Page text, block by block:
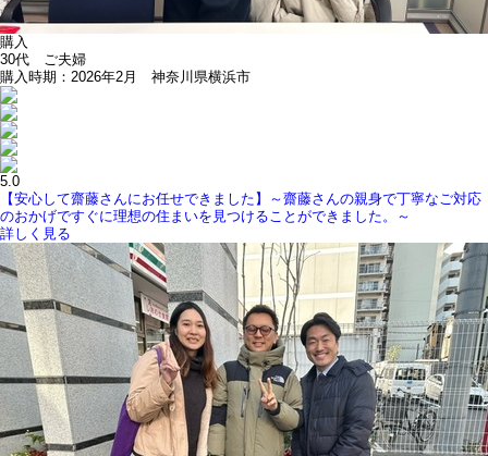
購入
30代 ご夫婦
購入時期：2026年2月 神奈川県横浜市
5.0
【安心して齋藤さんにお任せできました】～齋藤さんの親身で丁寧なご対応
のおかげですぐに理想の住まいを見つけることができました。～
詳しく見る